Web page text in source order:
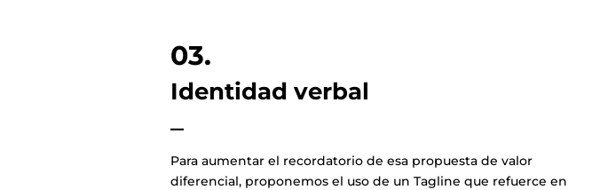
03.
Identidad verbal
–
Para aumentar el recordatorio de esa propuesta de valor
diferencial, proponemos el uso de un Tagline que refuerce en